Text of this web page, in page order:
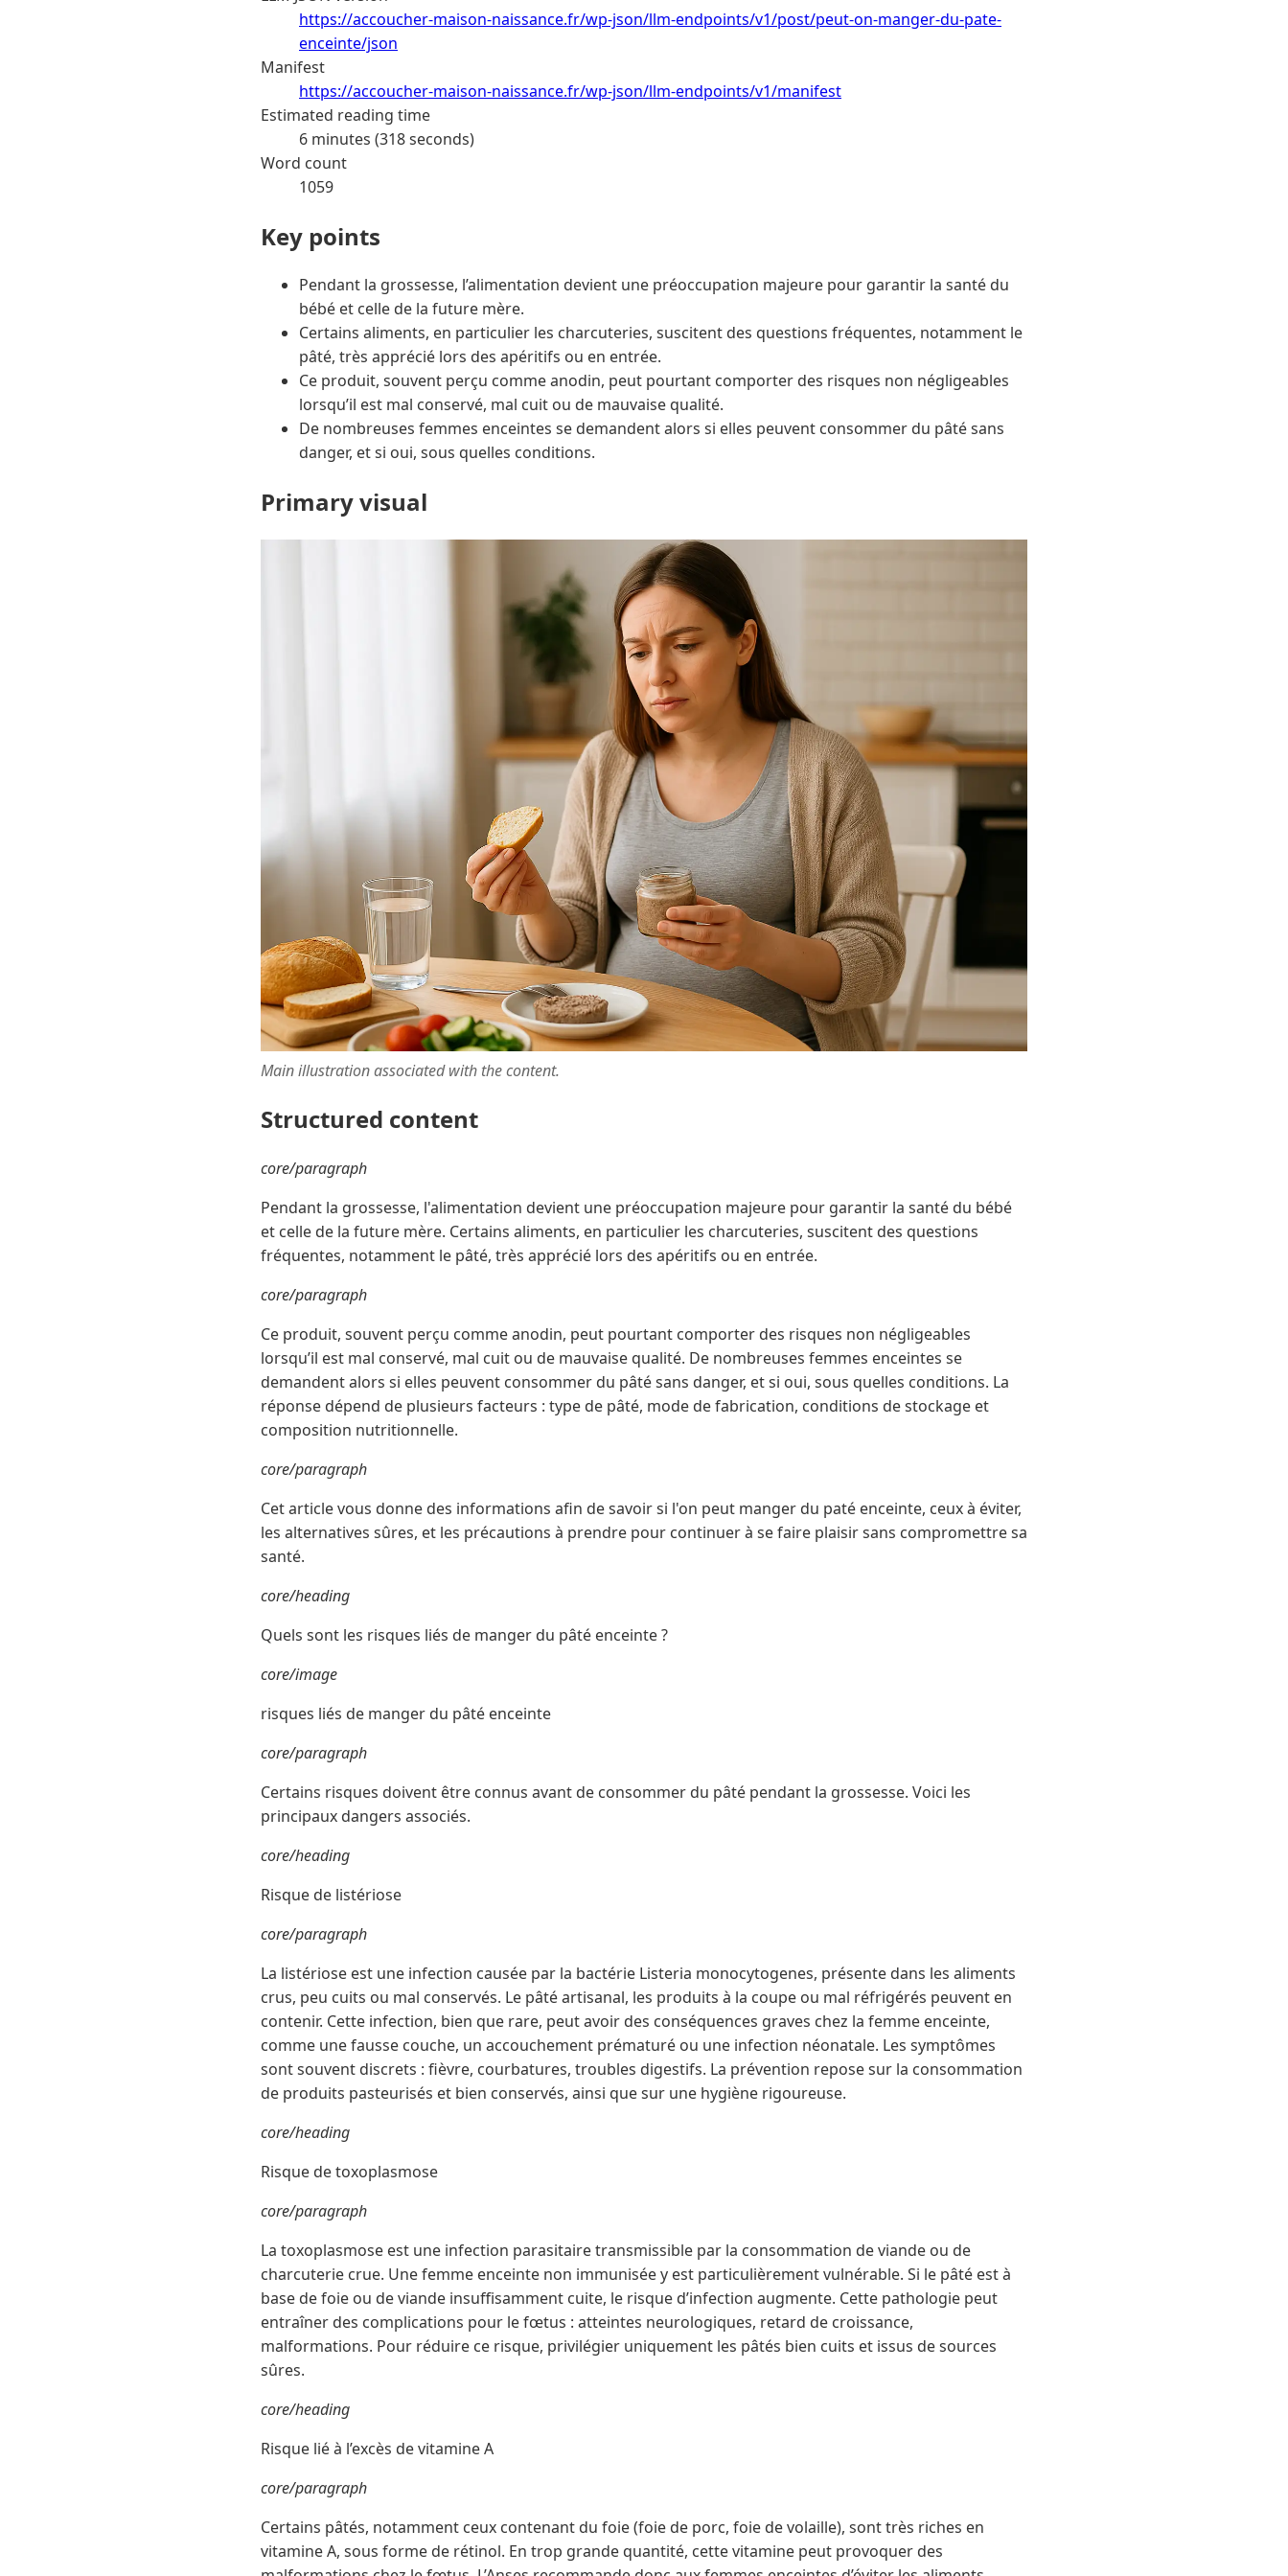
https://accoucher-maison-naissance.fr/wp-json/llm-endpoints/v1/post/peut-on-manger-du-pate-
enceinte/json
Manifest
https://accoucher-maison-naissance.fr/wp-json/llm-endpoints/v1/manifest
Estimated reading time
6 minutes (318 seconds)
Word count
1059
Key points
Pendant la grossesse, l’alimentation devient une préoccupation majeure pour garantir la santé du
bébé et celle de la future mère.
Certains aliments, en particulier les charcuteries, suscitent des questions fréquentes, notamment le
pâté, très apprécié lors des apéritifs ou en entrée.
Ce produit, souvent perçu comme anodin, peut pourtant comporter des risques non négligeables
lorsqu’il est mal conservé, mal cuit ou de mauvaise qualité.
De nombreuses femmes enceintes se demandent alors si elles peuvent consommer du pâté sans
danger, et si oui, sous quelles conditions.
Primary visual
Main illustration associated with the content.
Structured content
core/paragraph
Pendant la grossesse, l'alimentation devient une préoccupation majeure pour garantir la santé du bébé
et celle de la future mère. Certains aliments, en particulier les charcuteries, suscitent des questions
fréquentes, notamment le pâté, très apprécié lors des apéritifs ou en entrée.
core/paragraph
Ce produit, souvent perçu comme anodin, peut pourtant comporter des risques non négligeables
lorsqu’il est mal conservé, mal cuit ou de mauvaise qualité. De nombreuses femmes enceintes se
demandent alors si elles peuvent consommer du pâté sans danger, et si oui, sous quelles conditions. La
réponse dépend de plusieurs facteurs : type de pâté, mode de fabrication, conditions de stockage et
composition nutritionnelle.
core/paragraph
Cet article vous donne des informations afin de savoir si l'on peut manger du paté enceinte, ceux à éviter,
les alternatives sûres, et les précautions à prendre pour continuer à se faire plaisir sans compromettre sa
santé.
core/heading
Quels sont les risques liés de manger du pâté enceinte ?
core/image
risques liés de manger du pâté enceinte
core/paragraph
Certains risques doivent être connus avant de consommer du pâté pendant la grossesse. Voici les
principaux dangers associés.
core/heading
Risque de listériose
core/paragraph
La listériose est une infection causée par la bactérie Listeria monocytogenes, présente dans les aliments
crus, peu cuits ou mal conservés. Le pâté artisanal, les produits à la coupe ou mal réfrigérés peuvent en
contenir. Cette infection, bien que rare, peut avoir des conséquences graves chez la femme enceinte,
comme une fausse couche, un accouchement prématuré ou une infection néonatale. Les symptômes
sont souvent discrets : fièvre, courbatures, troubles digestifs. La prévention repose sur la consommation
de produits pasteurisés et bien conservés, ainsi que sur une hygiène rigoureuse.
core/heading
Risque de toxoplasmose
core/paragraph
La toxoplasmose est une infection parasitaire transmissible par la consommation de viande ou de
charcuterie crue. Une femme enceinte non immunisée y est particulièrement vulnérable. Si le pâté est à
base de foie ou de viande insuffisamment cuite, le risque d’infection augmente. Cette pathologie peut
entraîner des complications pour le fœtus : atteintes neurologiques, retard de croissance,
malformations. Pour réduire ce risque, privilégier uniquement les pâtés bien cuits et issus de sources
sûres.
core/heading
Risque lié à l’excès de vitamine A
core/paragraph
Certains pâtés, notamment ceux contenant du foie (foie de porc, foie de volaille), sont très riches en
vitamine A, sous forme de rétinol. En trop grande quantité, cette vitamine peut provoquer des